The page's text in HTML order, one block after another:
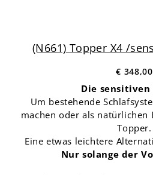
(N661) Topper X4 /
€ 348,00
Die sensitiven
Um bestehende
machen oder als natürlichen
Topper.
Eine etwas leichtere
Nur solange der